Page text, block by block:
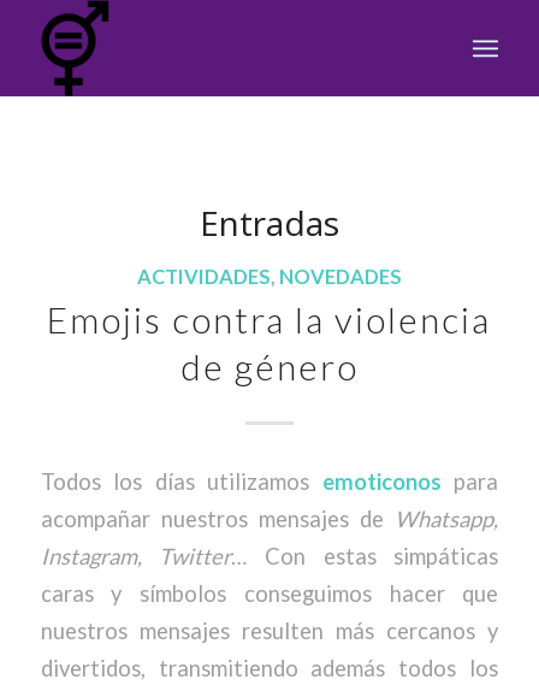
Entradas
ACTIVIDADES, NOVEDADES
Emojis contra la violencia
de género
Todos los días utilizamos emoticonos para
acompañar nuestros mensajes de Whatsapp,
Instagram, Twitter… Con estas simpáticas
caras y símbolos conseguimos hacer que
nuestros mensajes resulten más cercanos y
divertidos, transmitiendo además todos los